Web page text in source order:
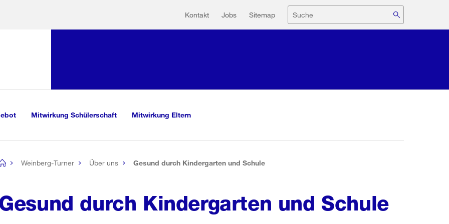
Hilfsnavigation
Kontakt Jobs Sitemap Suche
Mitwirkung Schülerschaft Mitwirkung Eltern
Weinberg-Turner Über uns Gesund durch Kindergarten und Schule
durch Kindergarten und Schule